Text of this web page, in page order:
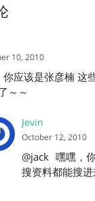
10, 2010
应该是张彦楠 这
～～
Jevin
October 12, 2010
@jack 嘿嘿，
搜资料都能搜进